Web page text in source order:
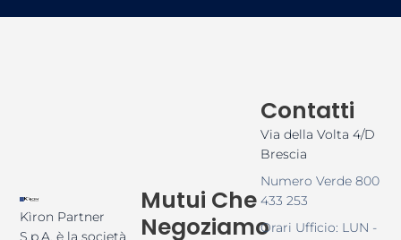
Kìron Partner
S.p.A. è la società
Mutui Che
Negoziamo
Contatti
Via della Volta 4/D
Brescia
Numero Verde 800
433 253
Orari Ufficio: LUN -